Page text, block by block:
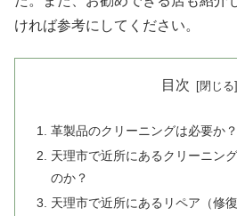
ければ参考にしてください。
目次
革製品のクリーニングは必要か？
天理市で近所にあるクリーニン
のか？
天理市で近所にあるリペア（修